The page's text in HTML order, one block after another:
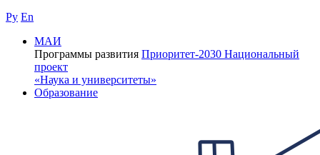
Ру En
МАИ
Программы развития Приоритет-2030 Национальный
проект
«Наука и университеты»
Образование